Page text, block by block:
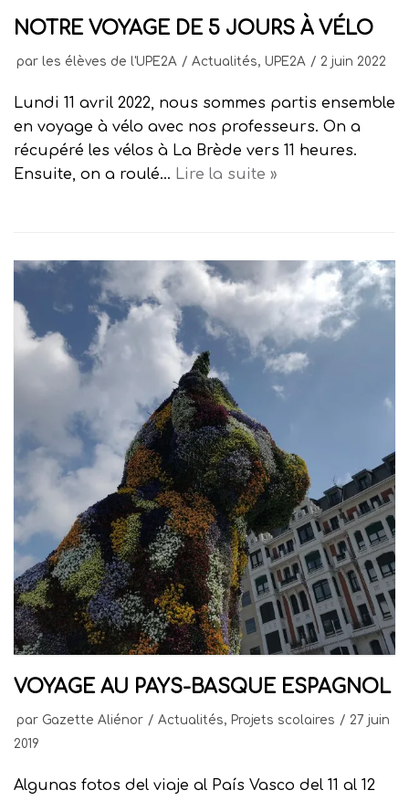
NOTRE VOYAGE DE 5 JOURS À VÉLO
par les élèves de l'UPE2A Actualités, UPE2A 2 juin 2022
Lundi 11 avril 2022, nous sommes partis ensemble
en voyage à vélo avec nos professeurs. On a
récupéré les vélos à La Brède vers 11 heures.
Ensuite, on a roulé… Lire la suite »
VOYAGE AU PAYS-BASQUE ESPAGNOL
par Gazette Aliénor Actualités, Projets scolaires
27 juin
2019
Algunas fotos del viaje al País Vasco del 11 al 12